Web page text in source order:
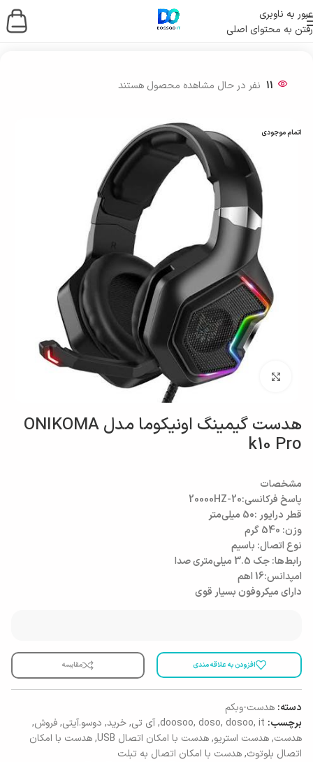
عبور به ناوبری
رفتن به محتوای اصلی
خانه/ لوازم جانبی کامپیوتر
11 نفر در حال مشاهده محصول هستند
اتمام موجودی
بزرگنمایی تصویر
هدست گیمینگ اونیکوما مدل ONIKOMA
k10 Pro
مشخصات
پاسخ فرکانسی:20-20000HZ
قطر درایور :50 میلی‌متر
وزن: 540 گرم
نوع اتصال: باسیم
رابط‌ها: جک 3.5 میلی‌متری صدا
امپدانس:16 اهم
دارای میکروفون بسیار قوی
افزودن به علاقه مندی مقایسه
دسته: هدست-وبکم
برچسب:
doosoo, doso, dosoo, it
,آی تی,خرید, دوسو.آیتی,فروش,
هدست,هدست استریو,هدست با امکان اتصال USB ,هدست با امکان
اتصال بلوتوث,هدست با امکان اتصال به تبلت